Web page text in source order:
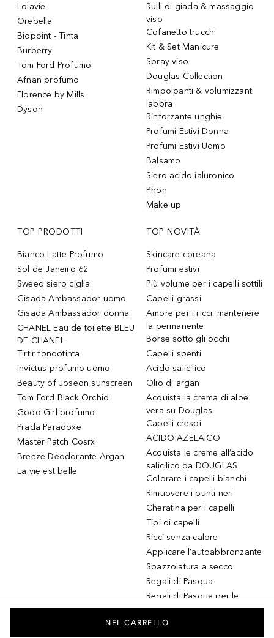
Lolavie
Orebella
Biopoint - Tinta
Burberry
Tom Ford Profumo
Afnan profumo
Florence by Mills
Dyson
Rulli di giada & massaggio
viso
Cofanetto trucchi
Kit & Set Manicure
Spray viso
Douglas Collection
Rimpolpanti & volumizzanti
labbra
Rinforzante unghie
Profumi Estivi Donna
Profumi Estivi Uomo
Balsamo
Siero acido ialuronico
Phon
Make up
TOP PRODOTTI
Bianco Latte Profumo
Sol de Janeiro 62
Sweed siero ciglia
Gisada Ambassador uomo
Gisada Ambassador donna
CHANEL Eau de toilette BLEU
DE CHANEL
Tirtir fondotinta
Invictus profumo uomo
Beauty of Joseon sunscreen
Tom Ford Black Orchid
Good Girl profumo
Prada Paradoxe
Master Patch Cosrx
Breeze Deodorante Argan
La vie est belle
TOP NOVITÀ
Skincare coreana
Profumi estivi
Più volume per i capelli sottili
Capelli grassi
Amore per i ricci: mantenere
la permanente
Borse sotto gli occhi
Capelli spenti
Acido salicilico
Olio di argan
Acquista la crema di aloe
vera su Douglas
Capelli crespi
ACIDO AZELAICO
Acquista le creme all’acido
salicilico da DOUGLAS
Colorare i capelli bianchi
Rimuovere i punti neri
Cheratina per i capelli
Tipi di capelli
Ricci senza calore
Applicare l'autoabbronzante
Spazzolatura a secco
Regali di Pasqua
Regali di Pasqua per le
donne
Regali di Pasqua per gli
NEL CARRELLO